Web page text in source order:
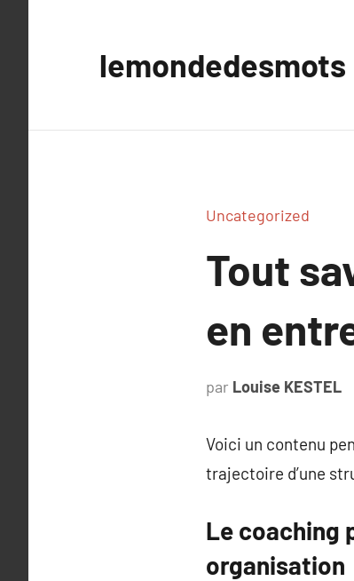
lemondedesmots
Uncategorized
Tout
en
par Louise KESTEL
Voici un contenu
trajectoire d’une
Le coaching
organisation